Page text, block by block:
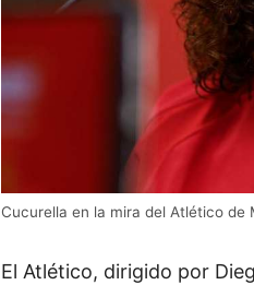
Cucurella en la mira del Atlético de
El Atlético, dirigido por